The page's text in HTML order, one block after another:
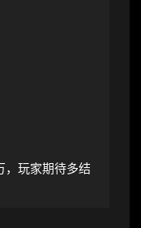
，玩家期待多结